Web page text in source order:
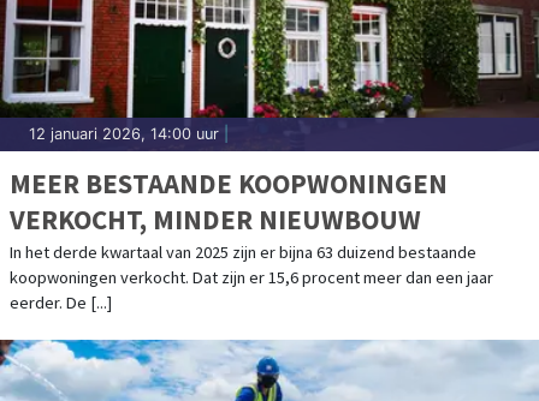
12 januari 2026, 14:00 uur
MEER BESTAANDE KOOPWONINGEN
VERKOCHT, MINDER NIEUWBOUW
In het derde kwartaal van 2025 zijn er bijna 63 duizend bestaande
koopwoningen verkocht. Dat zijn er 15,6 procent meer dan een jaar
eerder. De [...]